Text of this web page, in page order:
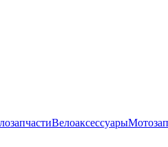
Велоаксессуары